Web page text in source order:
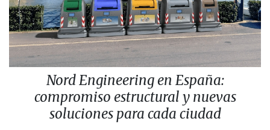
Nord Engineering en España:
compromiso estructural y nuevas
soluciones para cada ciudad